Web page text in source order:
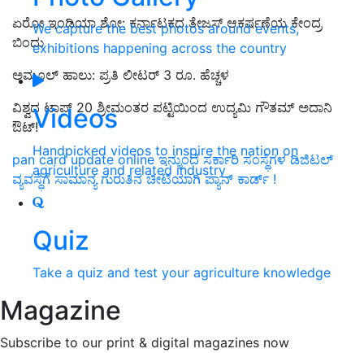
We capture the best photos around events,
exhibitions happening across the country
Videos
Handpicked videos to inspire the nation on
agriculture and related industry
Quiz
Take a quiz and test your agriculture knowledge
Magazine
Subscribe to our print & digital magazines now
ಏರೋ ಇಂಡಿಯಾ ಶೋ: ಕರ್ನಾಟಕದ ತೇಜಸ್‌ ಆಕರ್ಷಣೆಯ ಕೇಂದ್ರ
ಬಿಂದು
ಅಮೂಲ್‌ ಹಾಲು: ಪ್ರತಿ ಲೀಟರ್‌ 3 ರೂ. ಹೆಚ್ಚಳ
ವಿಶ್ವದ ಟಾಪ್ 20 ಶ್ರೀಮಂತರ ಪಟ್ಟಿಯಿಂದ ಉದ್ಯಮಿ ಗೌತಮ್ ಅದಾನಿ
ಔಟ್‌!
pan card update online ಇನ್ಮುಂದೆ ಸರ್ಕಾರಿ ಸಂಸ್ಥೆಗಳ ಡಿಜಿಟಲ್
ವ್ಯವಸ್ಥೆಗೆ ಸಾಮಾನ್ಯ ಗುರುತಿನ ಚೀಟಿಯಾಗಿ ಪ್ಯಾನ್ ಕಾರ್ಡ್ !